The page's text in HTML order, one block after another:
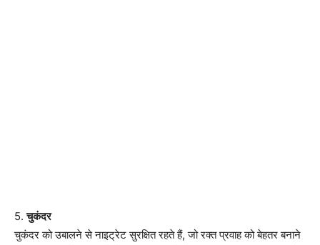
5.चुकंदर
चुकंदर को उबालने से नाइट्रेट सुरक्षित रहते हैं, जो रक्त प्रवाह को बेहतर बनाने